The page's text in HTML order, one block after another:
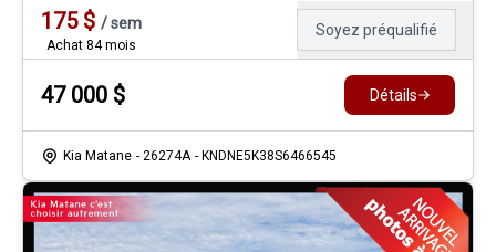
175$ /sem
Achat 84 mois
Soyez préqualifié
47 000 $ Détails
Kia Matane - 26274A - KNDNE5K38S6466545